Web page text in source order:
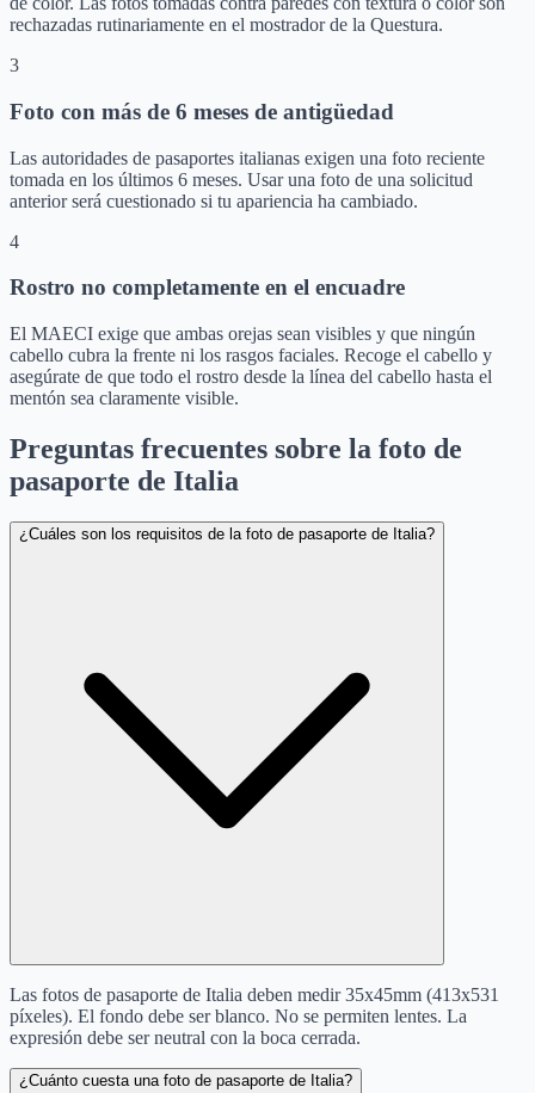
rechazadas rutinariamente en el mostrador de la Questura.
3
Foto con más de 6 meses de antigüedad
Las autoridades de pasaportes italianas exigen una foto reciente
tomada en los últimos 6 meses. Usar una foto de una solicitud
anterior será cuestionado si tu apariencia ha cambiado.
4
Rostro no completamente en el encuadre
El MAECI exige que ambas orejas sean visibles y que ningún
cabello cubra la frente ni los rasgos faciales. Recoge el cabello y
asegúrate de que todo el rostro desde la línea del cabello hasta el
mentón sea claramente visible.
Preguntas frecuentes sobre la foto de
pasaporte de Italia
¿Cuáles son los requisitos de la foto de pasaporte de Italia?
Las fotos de pasaporte de Italia deben medir 35x45mm (413x531
píxeles). El fondo debe ser blanco. No se permiten lentes. La
expresión debe ser neutral con la boca cerrada.
¿Cuánto cuesta una foto de pasaporte de Italia?